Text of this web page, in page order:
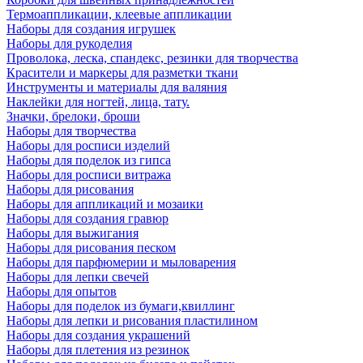
Термоаппликации, клеевые аппликации
Наборы для создания игрушек
Наборы для рукоделия
Проволока, леска, спандекс, резинки для творчества
Красители и маркеры для разметки ткани
Инструменты и материалы для валяния
Наклейки для ногтей, лица, тату.
Значки, брелоки, броши
Наборы для творчества
Наборы для росписи изделий
Наборы для поделок из гипса
Наборы для росписи витража
Наборы для рисования
Наборы для аппликаций и мозаики
Наборы для создания гравюр
Наборы для выжигания
Наборы для рисования песком
Наборы для парфюмерии и мыловарения
Наборы для лепки свечей
Наборы для опытов
Наборы для поделок из бумаги,квиллинг
Наборы для лепки и рисования пластилином
Наборы для создания украшений
Наборы для плетения из резинок